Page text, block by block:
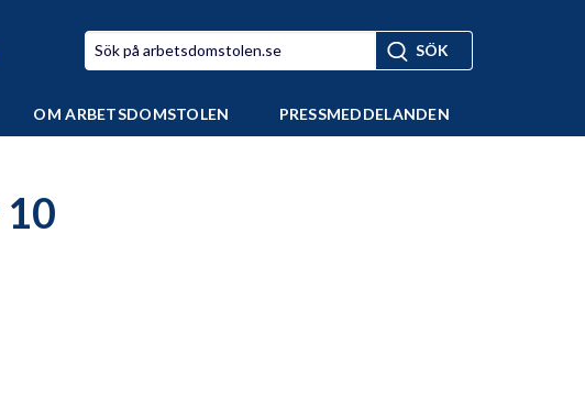
OM ARBETSDOMSTOLEN PRESSMEDDELANDEN